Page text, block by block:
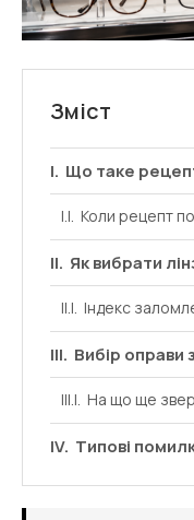
Зміст
Що таке
Коли рецепт
Як вибрати
Індекс
Вибір
На що ще
Типові